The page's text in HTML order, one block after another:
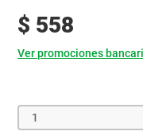
$ 558
Ver promociones
1